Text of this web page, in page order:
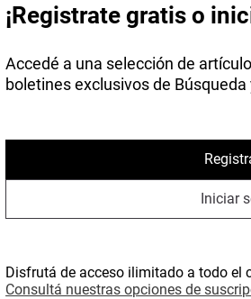
¡Registrate gratis o
Accedé a una selección de
boletines exclusivos de Búsqueda
Iniciar
Disfrutá de acceso ilimitado a todo el
Consultá nuestras opciones de